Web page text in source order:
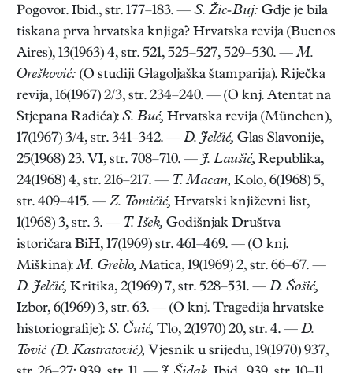
Pogovor. Ibid., str. 177–183. — S. Žic-Buj: Gdje je bila
tiskana prva hrvatska knjiga? Hrvatska revija (Buenos
Aires), 13(1963) 4, str. 521, 525–527, 529–530. —M.
Orešković: (O studiji Glagoljaška štamparija). Riječka
revija, 16(1967) 2/3, str. 234–240. — (O knj. Atentat na
Stjepana Radića): S. Buć, Hrvatska revija (München),
17(1967) 3/4, str. 341–342. — D. Jelčić, Glas Slavonije,
25(1968) 23. VI, str. 708–710. — J. Laušić, Republika,
24(1968) 4, str. 216–217. — T. Macan, Kolo, 6(1968) 5,
str. 409–415. — Z. Tomičić, Hrvatski književni list,
1(1968) 3, str. 3. — T. Išek, Godišnjak Društva
istoričara BiH, 17(1969) str. 461–469. — (O knj.
Miškina):M. Greblo, Matica, 19(1969) 2, str. 66–67. —
D. Jelčić, Kritika, 2(1969) 7, str. 528–531. — D. Šošić,
Izbor, 6(1969) 3, str. 63. — (O knj. Tragedija hrvatske
historiografije): S. Čuić, Tlo, 2(1970) 20, str. 4. — D.
Tović (D. Kastratović), Vjesnik u srijedu, 19(1970) 937,